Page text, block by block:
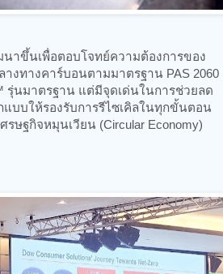
าขึ้นเพื่อตอบโจทย์ความต้องการของ
งทางคาร์บอนตามมาตรฐาน PAS 2060
รุ่นมาตรฐาน แต่มีจุดเด่นในการช่วยลด
บบให้รองรับการรีไซเคิลในทุกขั้นตอน
ฐกิจหมุนเวียน (Circular Economy)